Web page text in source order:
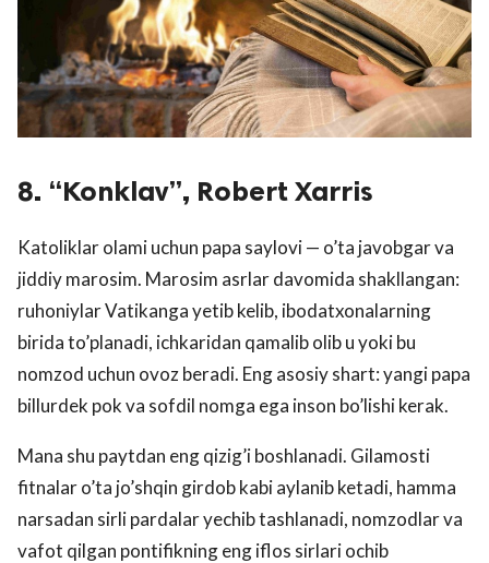
8. “Konklav”, Robert Xarris
Katoliklar olami uchun papa saylovi — o’ta javobgar va
jiddiy marosim. Marosim asrlar davomida shakllangan:
ruhoniylar Vatikanga yetib kelib, ibodatxonalarning
birida to’planadi, ichkaridan qamalib olib u yoki bu
nomzod uchun ovoz beradi. Eng asosiy shart: yangi papa
billurdek pok va sofdil nomga ega inson bo’lishi kerak.
Mana shu paytdan eng qizig’i boshlanadi. Gilamosti
fitnalar o’ta jo’shqin girdob kabi aylanib ketadi, hamma
narsadan sirli pardalar yechib tashlanadi, nomzodlar va
vafot qilgan pontifikning eng iflos sirlari ochib